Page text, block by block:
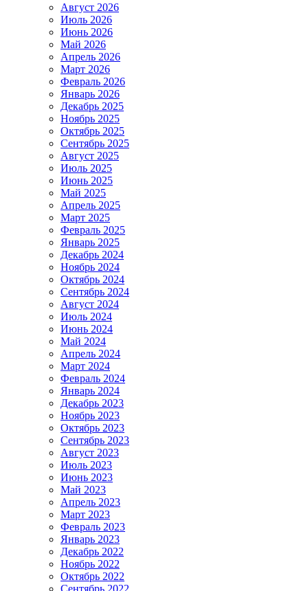
Август 2026
Июль 2026
Июнь 2026
Май 2026
Апрель 2026
Март 2026
Февраль 2026
Январь 2026
Декабрь 2025
Ноябрь 2025
Октябрь 2025
Сентябрь 2025
Август 2025
Июль 2025
Июнь 2025
Май 2025
Апрель 2025
Март 2025
Февраль 2025
Январь 2025
Декабрь 2024
Ноябрь 2024
Октябрь 2024
Сентябрь 2024
Август 2024
Июль 2024
Июнь 2024
Май 2024
Апрель 2024
Март 2024
Февраль 2024
Январь 2024
Декабрь 2023
Ноябрь 2023
Октябрь 2023
Сентябрь 2023
Август 2023
Июль 2023
Июнь 2023
Май 2023
Апрель 2023
Март 2023
Февраль 2023
Январь 2023
Декабрь 2022
Ноябрь 2022
Октябрь 2022
Сентябрь 2022